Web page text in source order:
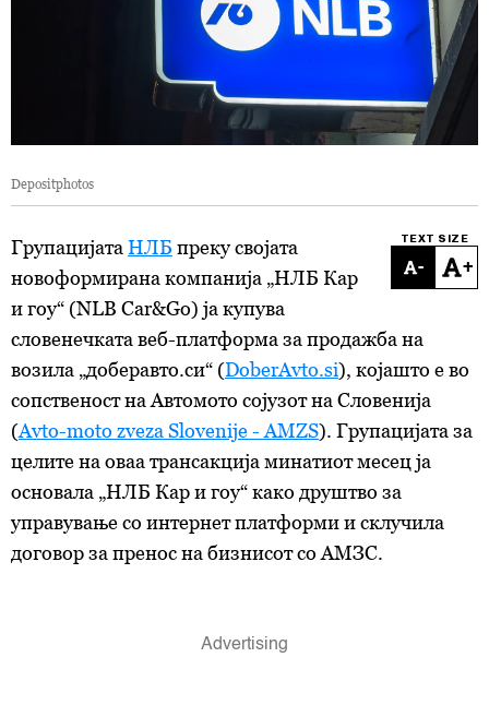
Depositphotos
TEXT SIZE
- +
Групацијата НЛБ преку својата
новоформирана компанија „НЛБ Кар
и гоу“ (NLB Car&Go) ја купува
словенечката веб-платформа за продажба на
возила „доберавто.си“ (DoberAvto.si), којашто е во
сопственост на Автомото сојузот на Словенија
(Avto-moto zveza Slovenije - AMZS). Групацијата за
целите на оваа трансакција минатиот месец ја
основала „НЛБ Кар и гоу“ како друштво за
управување со интернет платформи и склучила
договор за пренос на бизнисот со АМЗС.